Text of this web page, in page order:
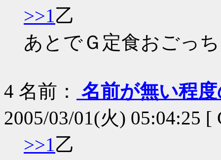
>>1乙
あとでＧ定食おごっ
4 名前：
名前が無い程
2005/03/01(火) 05:04:25 [
>>1乙